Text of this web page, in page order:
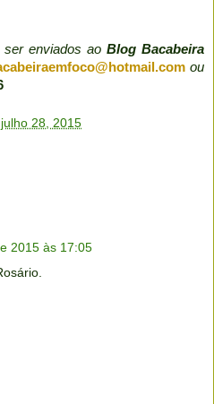
enviados ao Blog Bacabeira
ou
28, 2015
2015 às 17:05